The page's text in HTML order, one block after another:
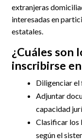
extranjeras
interesadas en
estatales.
¿Cuáles son
inscribirse
Diligenciar el
Adjuntar
capacidad
Clasificar los
según el